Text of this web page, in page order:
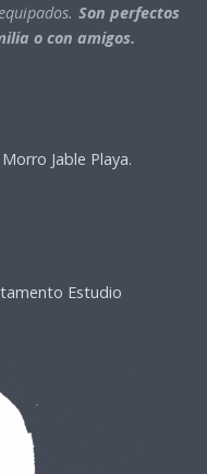
Son perfectos
o con amigos.
Jable Playa.
Estudio